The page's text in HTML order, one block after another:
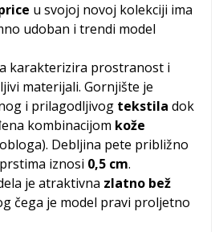
u svojoj novoj kolekciji ima
udoban i trendi model
karakterizira prostranost i
materijali. Gornjište je
i prilagodljivog tekstiladok
kombinacijom kože
Debljina pete približno
iznosi 0,5 cm.
je atraktivna zlatno bež
čega je model pravi proljetno